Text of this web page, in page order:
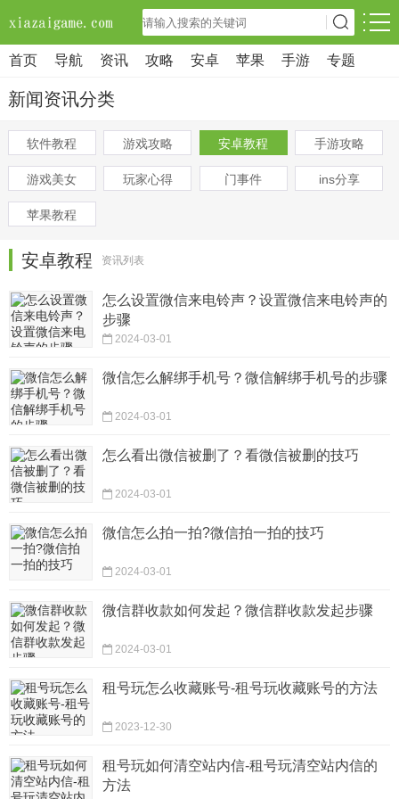
首页 导航 资讯 攻略 安卓 苹果 手游 专题
新闻资讯分类
软件教程 游戏攻略 安卓教程 手游攻略
游戏美女 玩家心得 门事件 ins分享
苹果教程
安卓教程 资讯列表
怎么设置微信来电铃声？设置微信来电铃声的
步骤
2024-03-01
微信怎么解绑手机号？微信解绑手机号的步骤
2024-03-01
怎么看出微信被删了？看微信被删的技巧
2024-03-01
微信怎么拍一拍?微信拍一拍的技巧
2024-03-01
微信群收款如何发起？微信群收款发起步骤
2024-03-01
租号玩怎么收藏账号-租号玩收藏账号的方法
2023-12-30
租号玩如何清空站内信-租号玩清空站内信的
方法